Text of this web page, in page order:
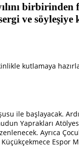
ve
kutlamaya
ile başlayacak.
Yaprakları
Ayrıca
Espor